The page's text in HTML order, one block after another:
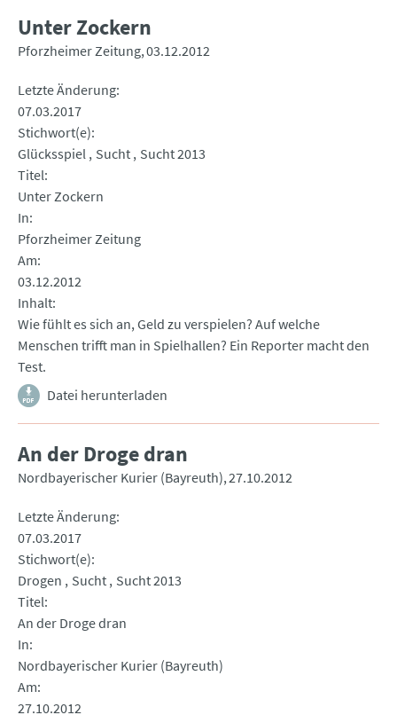
Unter Zockern
Pforzheimer Zeitung 03.12.2012
Letzte Änderung
07.03.2017
Stichwort(e)
Glücksspiel Sucht Sucht 2013
Titel
Unter Zockern
In
Pforzheimer Zeitung
Am
03.12.2012
Inhalt
Wie fühlt es sich an, Geld zu verspielen? Auf welche
Menschen trifft man in Spielhallen? Ein Reporter macht den
Test.
Datei herunterladen
An der Droge dran
Nordbayerischer Kurier (Bayreuth) 27.10.2012
Letzte Änderung
07.03.2017
Stichwort(e)
Drogen
Sucht Sucht 2013
Titel
An der Droge dran
In
Nordbayerischer Kurier (Bayreuth)
Am
27.10.2012